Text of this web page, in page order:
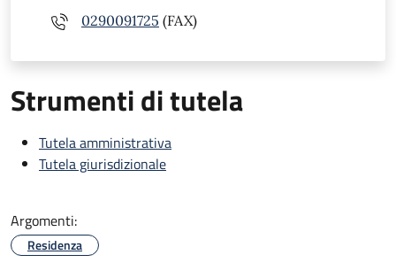
0290091725 (FAX)
Strumenti di tutela
Tutela amministrativa
Tutela giurisdizionale
Argomenti:
Residenza